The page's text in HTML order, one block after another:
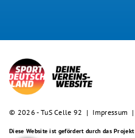
© 2026 - TuS Celle 92 | Impressum |
Diese Website ist gefördert durch das Projekt